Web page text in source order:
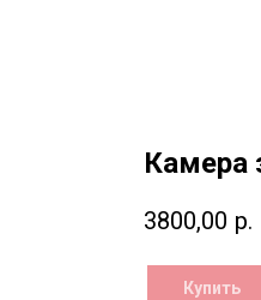
Камера
3800,00 р.
Купить